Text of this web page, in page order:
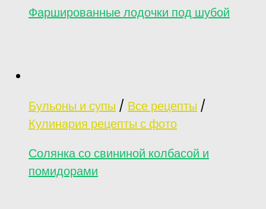
Фаршированные лодочки под шубой
Бульоны и супы / Все рецепты /
Кулинария рецепты с фото
Солянка со свининой колбасой и
помидорами